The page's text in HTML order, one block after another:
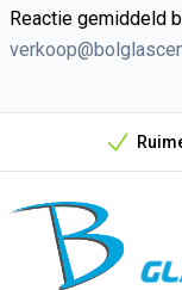
Reactie gemiddeld
Ruime